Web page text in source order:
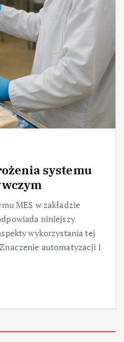
systemu
MES w zakładzie
niniejszy
wykorzystania tej
automatyzacji i